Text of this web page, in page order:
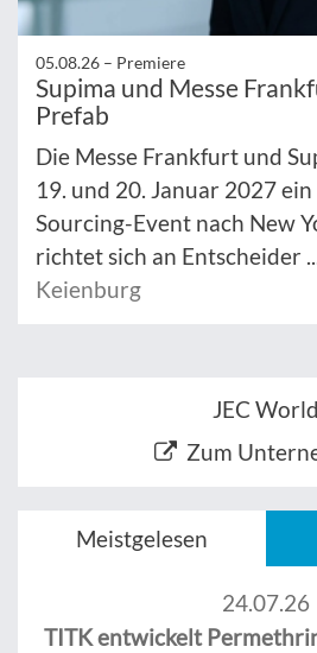
05.08.26 – Premiere
Supima und Messe
Prefab
Die Messe Frankfurt und
19. und 20. Januar 2027
Sourcing-Event nach New
richtet sich an Entscheider
Keienburg
JEC World
Zum
Meistgelesen
24.07.26
TITK entwickelt